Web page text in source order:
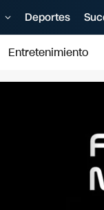
Deportes
Entretenimiento